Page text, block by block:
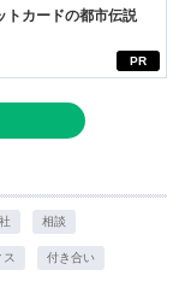
PR
カードの都市伝説
相談
ス 付き合い